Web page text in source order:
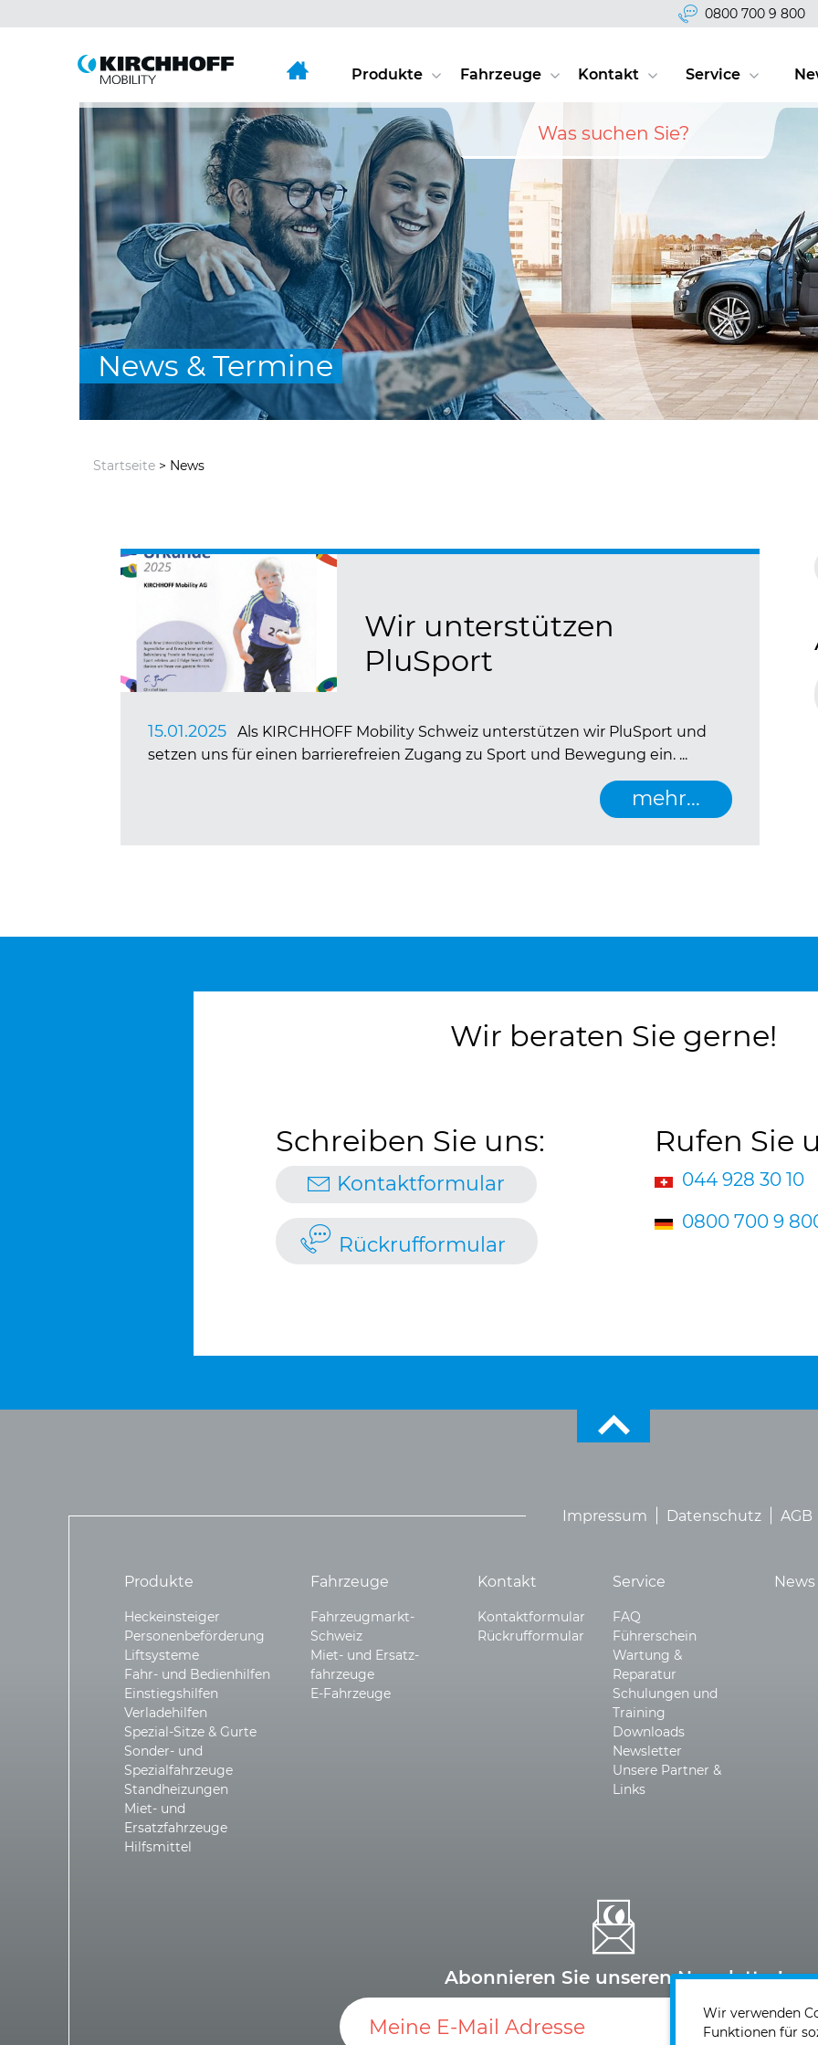
Inhalt
0800 700 9 800
Produkte Fahrzeuge Kontakt Service
News & Termine
Startseite > News
Wir unterstützen
PluSport
15.01.2025
Als KIRCHHOFF Mobility Schweiz unterstützen wir PluSport und
setzen uns für einen barrierefreien Zugang zu Sport und Bewegung ein. ...
mehr...
Wir beraten Sie gerne!
Schreiben Sie uns:
Kontaktformular
Rückrufformular
Rufen Sie
044 928 30 10
0800 700 9
Impressum Datenschutz AGB
Produkte
Heckeinsteiger
Personenbeförderung
Liftsysteme
Fahr- und Bedienhilfen
Einstiegshilfen
Verladehilfen
Spezial-Sitze & Gurte
Sonder- und
Spezialfahrzeuge
Standheizungen
Miet- und
Ersatzfahrzeuge
Hilfsmittel
Fahrzeuge
Fahrzeugmarkt-
Schweiz
Miet- und Ersatz­
fahrzeuge
E-Fahrzeuge
Kontakt
Kontaktformular
Rückrufformular
Service
FAQ
Führerschein
Wartung &
Reparatur
Schulungen und
Training
Downloads
Newsletter
Unsere Partner &
Links
News
Abonnieren Sie unseren Newsletter!
Wir verwenden
Funktionen für